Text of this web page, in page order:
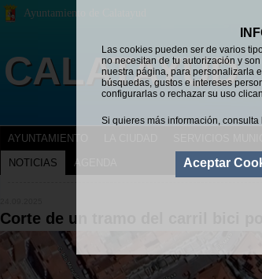
Las cookies pueden ser de varios
no necesitan de tu autorización y
nuestra página, para personalizarla
búsquedas, gustos e intereses
configurarlas o rechazar su uso
Si quieres más información, consulta
Aceptar
Corte de un tramo del carril bici
AYUNTAMIENTO
NOTICIAS AGENDA
Ayuntamiento de Calatayud
CALATAYUD